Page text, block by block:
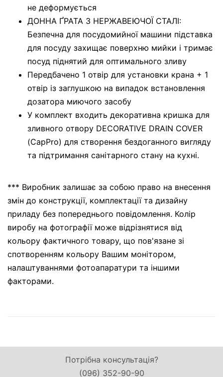
не деформується
ДОННА ҐРАТА З НЕРЖАВЕЮЧОЇ СТАЛІ:
Безпечна для посудомийної машини підставка
для посуду захищає поверхню мийки і тримає
посуд піднятий для оптимального зливу
Передбачено 1 отвір для установки крана + 1
отвір із заглушкою на випадок встановлення
дозатора миючого засобу
У комплект входить декоративна кришка для
зливного отвору DECORATIVE DRAIN COVER
(CapPro) для створення бездоганного вигляду
та підтримання санітарного стану на кухні.
*** Виробник залишає за собою право на внесення
змін до конструкції, комплектації та дизайну
приладу без попереднього повідомлення. Колір
виробу на фотографії може відрізнятися від
кольору фактичного товару, що пов'язане зі
спотворенням кольору Вашим монітором,
налаштуваннями фотоапаратури та іншими
факторами.
Потрібна консультація?
(096) 352-90-90